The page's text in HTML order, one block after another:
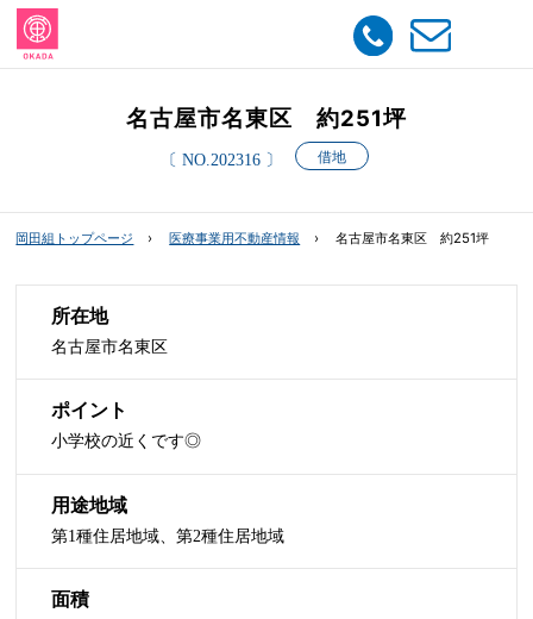
名古屋市名東区 約251坪
〔 NO.202316 〕 借地
岡田組トップページ 医療事業用不動産情報 名古屋市名東区 約251坪
所在地
名古屋市名東区
ポイント
小学校の近くです◎
用途地域
第1種住居地域、第2種住居地域
面積